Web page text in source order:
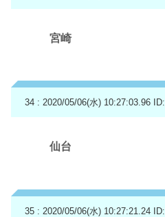
宮崎
34 : 2020/05/06(水) 10:27:03.96
仙台
35 : 2020/05/06(水) 10:27:21.24